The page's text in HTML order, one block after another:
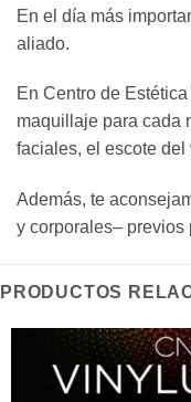
En el día más
aliado.
En Centro de
maquillaje para cada
faciales, el escote
Además, te
y corporales– previos
PRODUCTOS